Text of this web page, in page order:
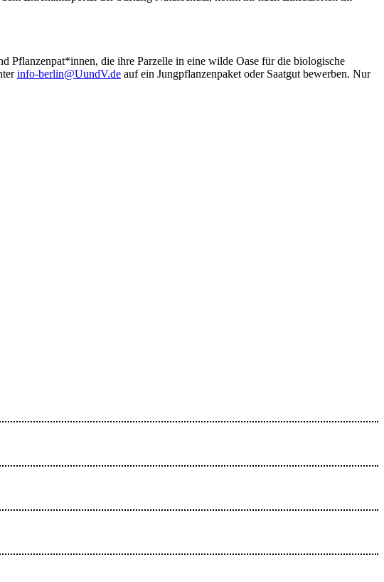
Pflanzenpat*innen, die ihre Parzelle in eine wilde Oase für die biologische
info-berlin@UundV.de auf ein Jungpflanzenpaket oder Saatgut bewerben. Nur